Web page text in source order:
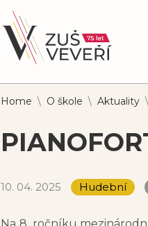
Home \ O škole \ Aktuality \
10. 04. 2025 Hudební